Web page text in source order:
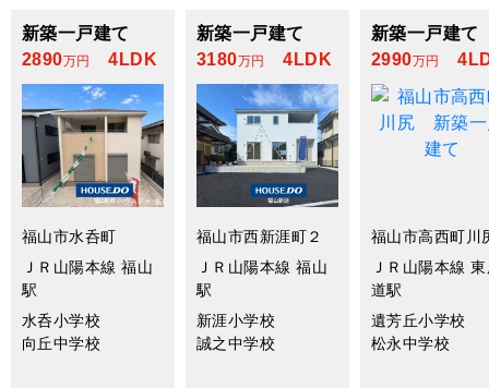
新築一戸建て
2890万円 4LDK
福山市水呑町
ＪＲ山陽本線 福山
駅
水呑小学校
向丘中学校
新築一戸建て
3180万円 4LDK
福山市西新涯町２
ＪＲ山陽本線 福山
駅
新涯小学校
誠之中学校
新築一戸建て
2990万円
福山市高西町川
ＪＲ山陽本線
道駅
遺芳丘小学校
松永中学校